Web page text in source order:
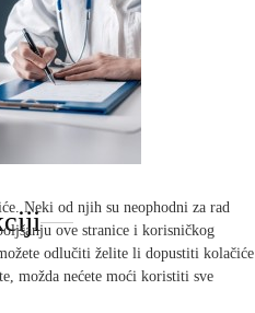
Neki od njih su neophodni za rad
ove stranice i korisničkog
odlučiti želite li dopustiti kolačiće
možda nećete moći koristiti sve